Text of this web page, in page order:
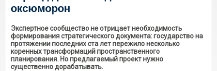
оксюморон
Экспертное сообщество не отрицает необходимость
формирования стратегического документа: государство на
протяжении последних ста лет пережило несколько
коренных трансформаций пространственного
планирования. Но предлагаемый проект нужно
существенно дорабатывать.